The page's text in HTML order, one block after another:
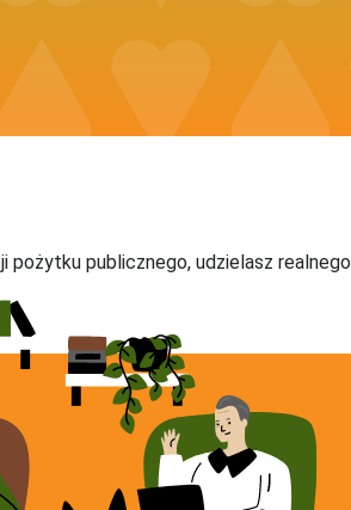
pożytku publicznego, udzielasz realnego